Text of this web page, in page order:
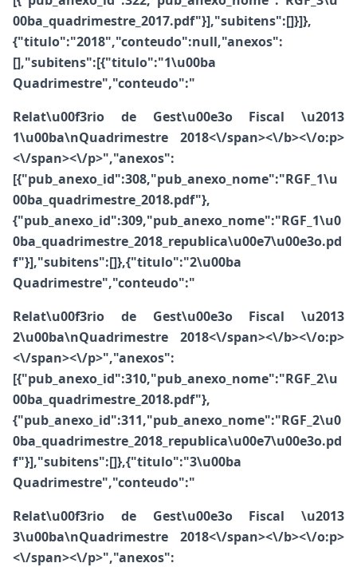
00ba_quadrimestre_2017.pdf"}],"subitens":[]}]},
{"titulo":"2018","conteudo":null,"anexos":
[],"subitens":[{"titulo":"1\u00ba
Quadrimestre","conteudo":"
Relat\u00f3rio de Gest\u00e3o Fiscal \u2013
1\u00ba\nQuadrimestre 2018<\/span><\/b><\/o:p>
<\/span><\/p>","anexos":
[{"pub_anexo_id":308,"pub_anexo_nome":"RGF_1\u
00ba_quadrimestre_2018.pdf"},
{"pub_anexo_id":309,"pub_anexo_nome":"RGF_1\u0
0ba_quadrimestre_2018_republica\u00e7\u00e3o.pd
f"}],"subitens":[]},{"titulo":"2\u00ba
Quadrimestre","conteudo":"
Relat\u00f3rio de Gest\u00e3o Fiscal \u2013
2\u00ba\nQuadrimestre 2018<\/span><\/b><\/o:p>
<\/span><\/p>","anexos":
[{"pub_anexo_id":310,"pub_anexo_nome":"RGF_2\u
00ba_quadrimestre_2018.pdf"},
{"pub_anexo_id":311,"pub_anexo_nome":"RGF_2\u0
0ba_quadrimestre_2018_republica\u00e7\u00e3o.pd
f"}],"subitens":[]},{"titulo":"3\u00ba
Quadrimestre","conteudo":"
Relat\u00f3rio de Gest\u00e3o Fiscal \u2013
3\u00ba\nQuadrimestre 2018<\/span><\/b><\/o:p>
<\/span><\/p>","anexos":